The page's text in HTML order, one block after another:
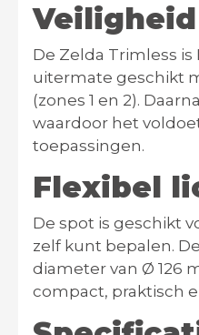
De Zelda Trimless is
uitermate geschikt
(zones 1 en 2).
waardoor het
toepassingen.
Flexibel
De spot is geschikt
zelf kunt bepalen. De
diameter van Ø 126
compact, praktisch